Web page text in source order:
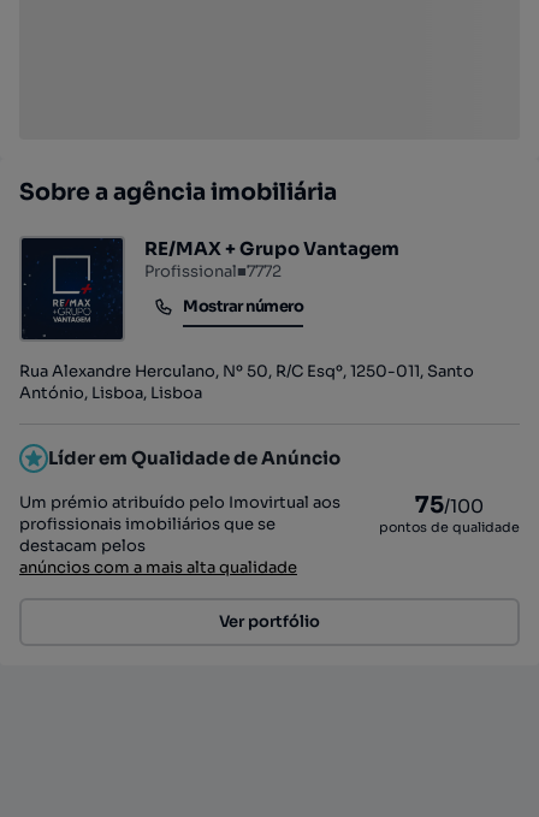
Sobre a agência imobiliária
RE/MAX + Grupo Vantagem
Profissional■7772
Mostrar número
Mostrar número
Rua Alexandre Herculano, Nº 50, R/C Esqº, 1250-011, Santo
António, Lisboa, Lisboa
Líder em Qualidade de Anúncio
Um prémio atribuído pelo Imovirtual aos
profissionais imobiliários que se
destacam pelos
anúncios com a mais alta qualidade
75/100
pontos de qualidade
Ver portfólio